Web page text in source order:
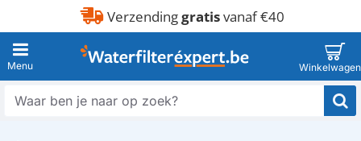
Verzendinggratisvanaf €40
Waar